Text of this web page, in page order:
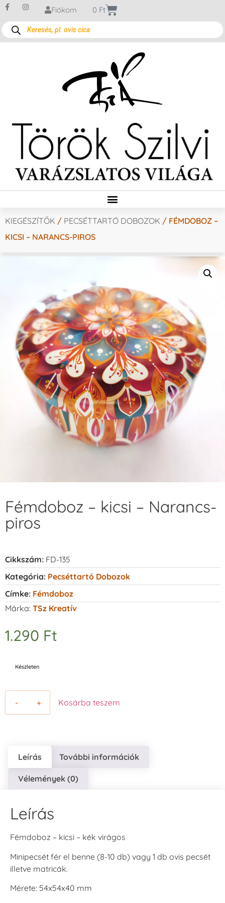
Fiókom 0 Ft
KIEGÉSZÍTŐK / PECSÉTTARTÓ DOBOZOK / FÉMDOBOZ –
KICSI – NARANCS-PIROS
Fémdoboz – kicsi – Narancs-
piros
Cikkszám: FD-135
Kategória: Pecséttartó Dobozok
Címke: Fémdoboz
Márka: TSz Kreatív
1.290 Ft
Készleten
- + Kosárba teszem
Leírás További információk
Vélemények (0)
Leírás
Fémdoboz – kicsi – kék virágos
Minipecsét fér el benne (8-10 db) vagy 1 db ovis pecsét
illetve matricák.
Mérete: 54x54x40 mm